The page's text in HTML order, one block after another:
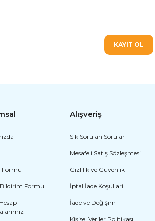
KAYIT OL
Formu
Bildirim Formu
Alışveriş
Sık Sorulan Sorular
Mesafeli Satış Sözleşmesi
Gizlilik ve Güvenlik
İptal İade Koşullari
İade ve Değişim
Kişisel Veriler Politikası